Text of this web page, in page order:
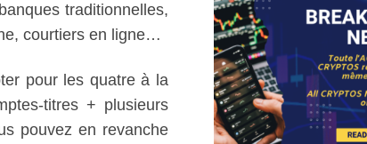
traditionnelles,
courtiers en ligne…
pour les quatre à la
titres + plusieurs
pouvez en revanche